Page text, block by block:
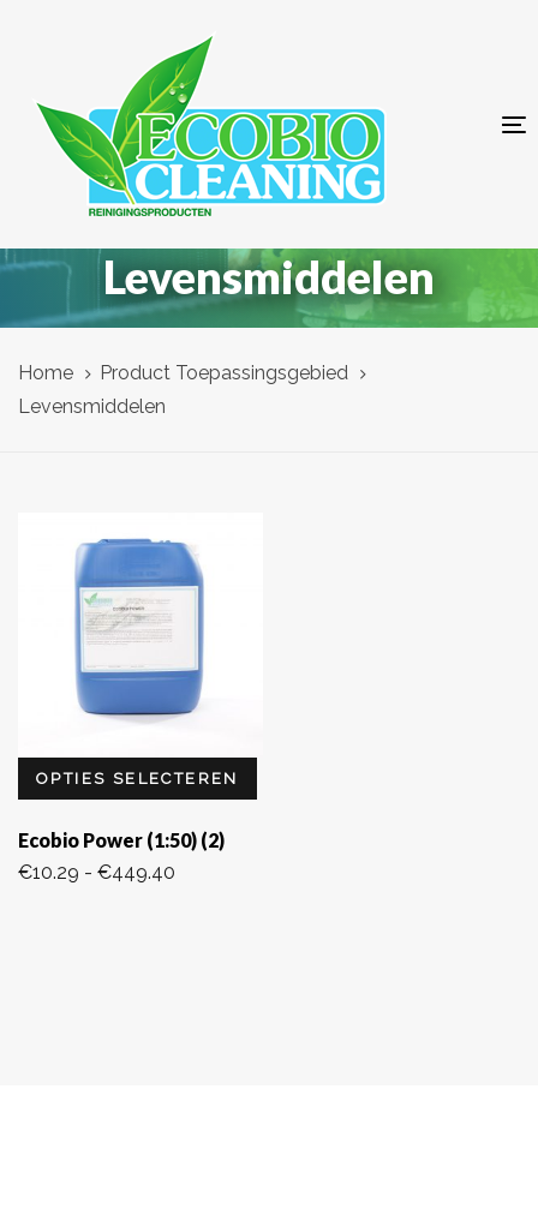
navigation
Levensmiddelen
Home
Product Toepassingsgebied
Levensmiddelen
OPTIES SELECTEREN
Ecobio Power (1:50) (2)
€10.29 - €449.40
Prijsklasse: